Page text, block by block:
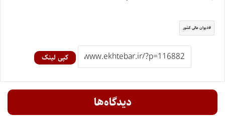
دیوان عالی کشور
کپی لینک
دیدگاه‌ها